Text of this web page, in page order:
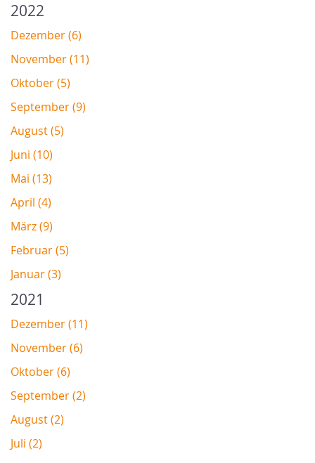
2022
Dezember (6)
November (11)
Oktober (5)
September (9)
August (5)
Juni (10)
Mai (13)
April (4)
März (9)
Februar (5)
Januar (3)
2021
Dezember (11)
November (6)
Oktober (6)
September (2)
August (2)
Juli (2)